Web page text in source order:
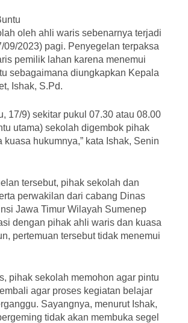
oleh ahli waris sebenarnya terjadi
09/2023) pagi. Penyegelan terpaksa
pemilik lahan karena menemui
sebagaimana diungkapkan Kepala
Ishak, S.Pd.
17/9) sekitar pukul 07.30 atau 08.00
utama) sekolah digembok pihak
kuasa hukumnya,” kata Ishak, Senin
tersebut, pihak sekolah dan
perwakilan dari cabang Dinas
Jawa Timur Wilayah Sumenep
dengan pihak ahli waris dan kuasa
pertemuan tersebut tidak menemui
pihak sekolah memohon agar pintu
agar proses kegiatan belajar
Sayangnya, menurut Ishak,
tidak akan membuka segel